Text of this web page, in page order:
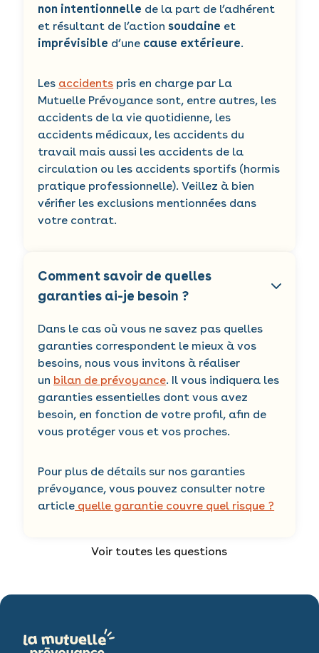
non intentionnelle de la part de l’adhérent
et résultant de l’actionsoudaine et
imprévisible d’une cause extérieure.
Les accidents pris en charge par La
Mutuelle Prévoyance sont, entre autres, les
accidents de la vie quotidienne, les
accidents médicaux, les accidents du
travail mais aussi les accidents de la
circulation ou les accidents sportifs (hormis
pratique professionnelle). Veillez à bien
vérifier les exclusions mentionnées dans
votre contrat.
Comment savoir de quelles
garanties ai-je besoin ?
Dans le cas où vous ne savez pas quelles
garanties correspondent le mieux à vos
besoins, nous vous invitons à réaliser
un bilan de prévoyance. Il vous indiquera les
garanties essentielles dont vous avez
besoin, en fonction de votre profil, afin de
vous protéger vous et vos proches.
Pour plus de détails sur nos garanties
prévoyance, vous pouvez consulter notre
article quelle garantie couvre quel risque ?
Voir toutes les questions